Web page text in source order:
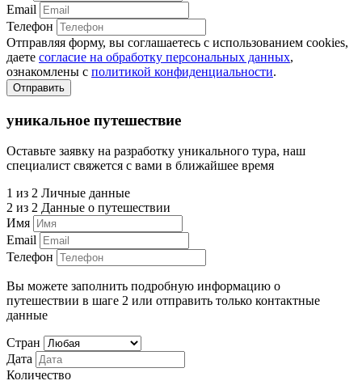
Email
Телефон
Отправляя форму, вы соглашаетесь с использованием cookies,
даете согласие на обработку персональных данных,
ознакомлены с политикой конфиденциальности.
Отправить
уникальное путешествие
Оставьте заявку на разработку уникального тура, наш
специалист свяжется с вами в ближайшее время
1 из 2 Личные данные
2 из 2 Данные о путешествии
Имя
Email
Телефон
Вы можете заполнить подробную информацию о
путешествии в шаге 2 или отправить только контактные
данные
Стран
Дата
Количество